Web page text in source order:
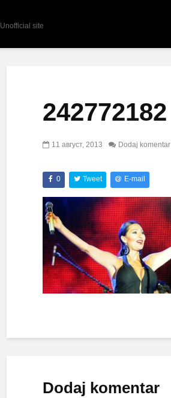
Unofficial site
242772182
11 август, 2013 Dodaj komentar
0 Tweet E-mail
Dodaj komentar